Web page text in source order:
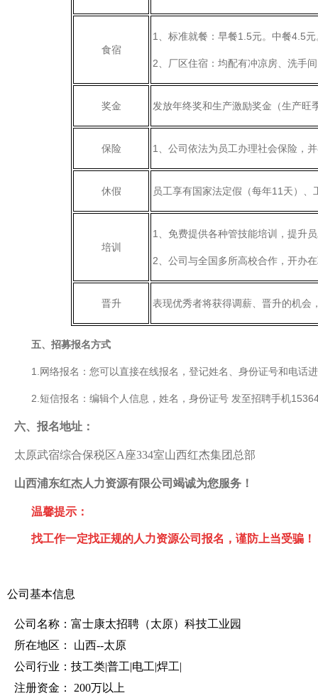
食宿
1、标准就餐：早餐1.5元。中餐4.5
2、厂区住宿：均配有冲凉房、洗手
奖金 发放年终奖和生产激励奖金（生产旺
保险 1、公司依法为员工办理社会保险，
休假 员工享有国家法定假（每年11天）
培训
1、免费提供各种管技能培训，提升
2、公司与全国多所高校合作，开办
晋升 表现优秀者将获得调薪、晋升的机会
五、招募报名方式
1.网络报名：您可以直接在线报名，登记姓名、身份证号和电话
2.短信报名：编辑个人信息，姓名，身份证号 发至招聘手机
六、报名地址：
太原武宿综合保税区A座334室山西红杰集团总部
山西浦东红杰人力资源有限公司竭诚为您服务！
温馨提示：
找工作一定找正规的人力资源公司报名，谨防上当受骗！
公司基本信息
公司名称：富士康太招聘（太原）科技工业园
所在地区： 山西--太原
公司行业：技工类|普工|电工|焊工|
注册资金： 200万以上